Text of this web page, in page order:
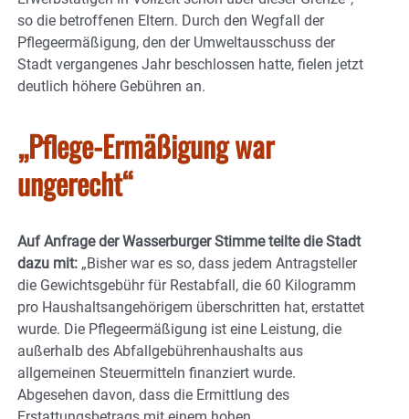
so die betroffenen Eltern. Durch den Wegfall der
Pflegeermäßigung, den der Umweltausschuss der
Stadt vergangenes Jahr beschlossen hatte, fielen jetzt
deutlich höhere Gebühren an.
„Pflege-Ermäßigung war
ungerecht“
Auf Anfrage der Wasserburger Stimme teilte die Stadt
dazu mit: „Bisher war es so, dass jedem Antragsteller
die Gewichtsgebühr für Restabfall, die 60 Kilogramm
pro Haushaltsangehörigem überschritten hat, erstattet
wurde. Die Pflegeermäßigung ist eine Leistung, die
außerhalb des Abfallgebührenhaushalts aus
allgemeinen Steuermitteln finanziert wurde.
Abgesehen davon, dass die Ermittlung des